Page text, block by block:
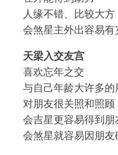
人缘不错、比较大方
会煞星主外出容易有
天梁入交友宫
喜欢忘年之交
与自己年龄大许多的
对朋友很关照和照顾
会吉星更容易得到朋
会煞星就容易因朋友